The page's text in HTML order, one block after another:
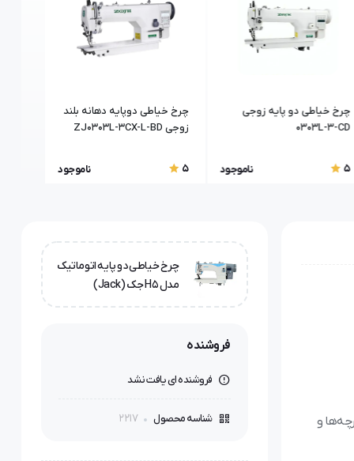
چرخ خیاطی دو پایه زوجی
0303L-3-CD
5 ناموجود
چرخ خیاطی دوپایه دهانه بلند
زوجی ZJ0303L-3CX-L-BD
5 ناموجود
و
چرخ خیاطی دو پایه اتوماتیک
مدل H5 جک (Jack)
فروشنده
فروشنده ای یافت نشد
شناسه محصول 2217